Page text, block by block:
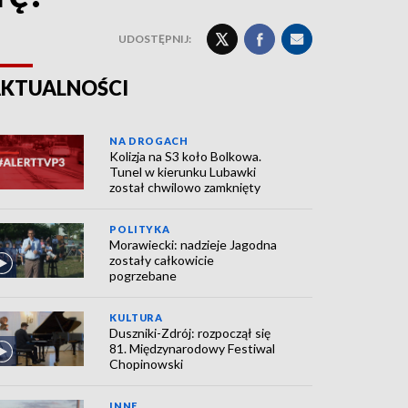
UDOSTĘPNIJ:
NA DROGACH
Kolizja na S3 koło Bolkowa.
Tunel w kierunku Lubawki
został chwilowo zamknięty
POLITYKA
Morawiecki: nadzieje Jagodna
zostały całkowicie
pogrzebane
KULTURA
Duszniki-Zdrój: rozpoczął się
81. Międzynarodowy Festiwal
Chopinowski